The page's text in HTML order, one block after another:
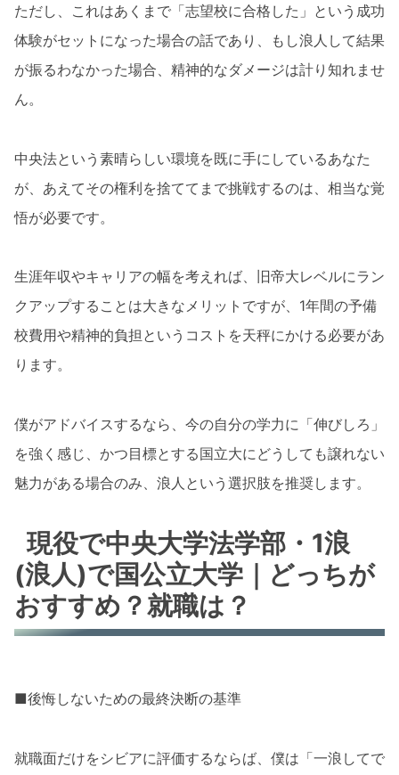
ただし、これはあくまで「志望校に合格した」という成功
体験がセットになった場合の話であり、もし浪人して結果
が振るわなかった場合、精神的なダメージは計り知れませ
ん。
中央法という素晴らしい環境を既に手にしているあなた
が、あえてその権利を捨ててまで挑戦するのは、相当な覚
悟が必要です。
生涯年収やキャリアの幅を考えれば、旧帝大レベルにラン
クアップすることは大きなメリットですが、1年間の予備
校費用や精神的負担というコストを天秤にかける必要があ
ります。
僕がアドバイスするなら、今の自分の学力に「伸びしろ」
を強く感じ、かつ目標とする国立大にどうしても譲れない
魅力がある場合のみ、浪人という選択肢を推奨します。
現役で中央大学法学部・1浪
(浪人)で国公立大学｜どっちが
おすすめ？就職は？
■後悔しないための最終決断の基準
就職面だけをシビアに評価するならば、僕は「一浪してで